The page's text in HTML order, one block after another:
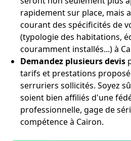
rapidement sur place, mais
courant des spécificités de
(typologie des habitations,
couramment installés...) à
Demandez plusieurs devis
tarifs et prestations
serruriers sollicités. Soyez
soient bien affiliés d'une
professionnelle, gage de
compétence à Cairon.